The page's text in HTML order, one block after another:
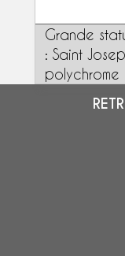
Grande
: Saint
polychrome